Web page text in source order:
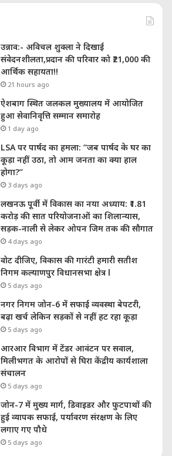
उन्नाव:- अविचल शुक्ला ने दिखाई
संवेदनशीलता,प्रदान की परिवार को ₹21,000 की
आर्थिक सहायता!!
21 hours ago
ऐशबाग स्थित जलकल मुख्यालय में आयोजित
हुआ सेवानिवृत्ति सम्मान समारोह
1 day ago
LSA पर पार्षद का हमला: “जब पार्षद के घर का
कूड़ा नहीं उठा, तो आम जनता का क्या हाल
होगा?”
3 days ago
लखनऊ पूर्वी में विकास का नया अध्याय: ₹1.81
करोड़ की सात परियोजनाओं का शिलान्यास,
सड़क-नाली से लेकर ओपन जिम तक की सौगात
4 days ago
वोट दीजिए, विकास की गारंटी हमारी सतीश
निगम कल्याणपुर विधानसभा क्षेत्र l
5 days ago
नगर निगम जोन-6 में सफाई व्यवस्था बेपटरी,
बढ़ा खर्च लेकिन सड़कों से नहीं हट रहा कूड़ा
5 days ago
आरआर विभाग में टेंडर आवंटन पर सवाल,
मिलीभगत के आरोपों से घिरा केंद्रीय कार्यशाला
संचालन
5 days ago
जोन-7 में मुख्य मार्ग, डिवाइडर और फुटपाथों की
हुई व्यापक सफाई, पर्यावरण संरक्षण के लिए
लगाए गए पौधे
5 days ago